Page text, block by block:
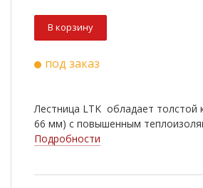
В корзину
под заказ
Лестница LTK обладает толстой
66 мм) с повышенным
Подробности